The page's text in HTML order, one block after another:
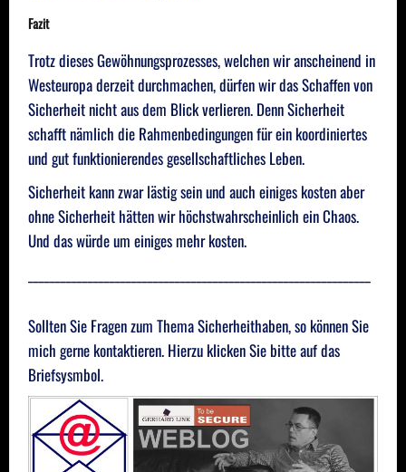
Fazit
Trotz dieses Gewöhnungsprozesses, welchen wir anscheinend in
Westeuropa derzeit durchmachen, dürfen wir das Schaffen von
Sicherheit nicht aus dem Blick verlieren. Denn Sicherheit
schafft nämlich die Rahmenbedingungen für ein koordiniertes
und gut funktionierendes gesellschaftliches Leben.
Sicherheit kann zwar lästig sein und auch einiges kosten aber
ohne Sicherheit hätten wir höchstwahrscheinlich ein Chaos.
Und das würde um einiges mehr kosten.
Sollten Sie Fragen zum Thema Sicherheithaben, so können Sie
mich gerne kontaktieren. Hierzu klicken Sie bitte auf das
Briefsysmbol.